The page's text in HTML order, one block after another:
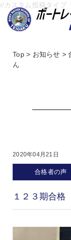
//カスタム投稿タイプ
Top> お知らせ >
ん
2020年04月21日
合格者の声
１２３期合